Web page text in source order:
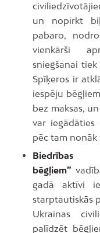
un nopirkt
pabaro,
vienkārši
sniegšanai
Spīķeros ir
iespēju
bez maksas,
var iegādāties
pēc tam
bēgļiem”
gadā aktīvi
starptautiskās
Ukrainas
palīdzēt